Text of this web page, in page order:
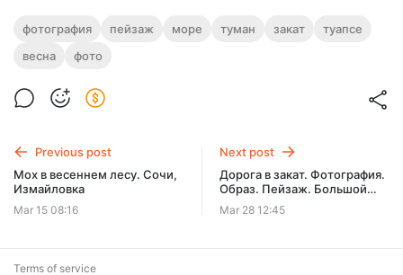
фотография пейзаж море туман закат
туапсе
весна
фото
Previous post
Мох в весеннем лесу. Сочи,
Измайловка
Mar 15 08:16
Next post
Дорога в закат. Фотография.
Образ. Пейзаж. Большой
Сочи, Хоста, мыс Видный.
Mar 28 12:45
Terms of service